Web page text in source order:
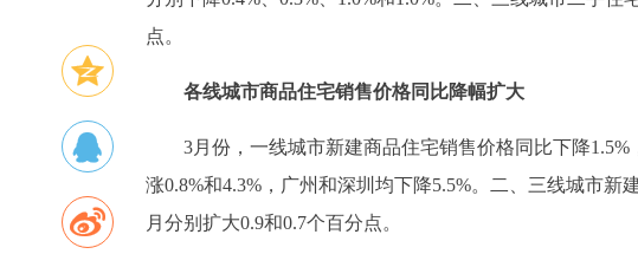
点。
各线城市商品住宅销售价格同比降幅扩大
3月份，一线城市新建商品住宅销售价格同比下降
涨0.8%和4.3%，广州和深圳均下降5.5%。二、三线城市
月分别扩大0.9和0.7个百分点。